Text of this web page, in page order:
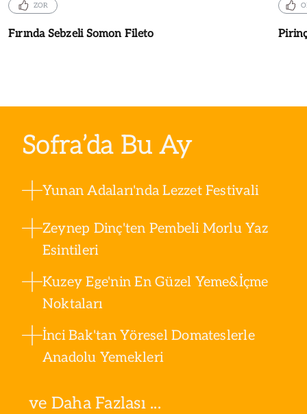
ZOR
Fırında Sebzeli Somon Fileto
Sofra’da Bu Ay
Yunan Adaları'nda Lezzet Festivali
Zeynep Dinç'ten Pembeli Morlu Yaz
Esintileri
Kuzey Ege'nin En Güzel Yeme&İçme
Noktaları
İnci Bak'tan Yöresel Domateslerle
Anadolu Yemekleri
ve Daha Fazlası ...